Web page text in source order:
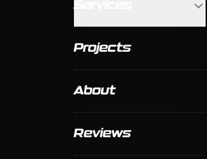
Projects
About
Reviews